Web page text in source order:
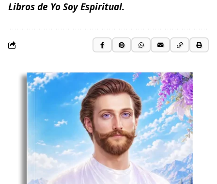
Libros de Yo Soy Espiritual.